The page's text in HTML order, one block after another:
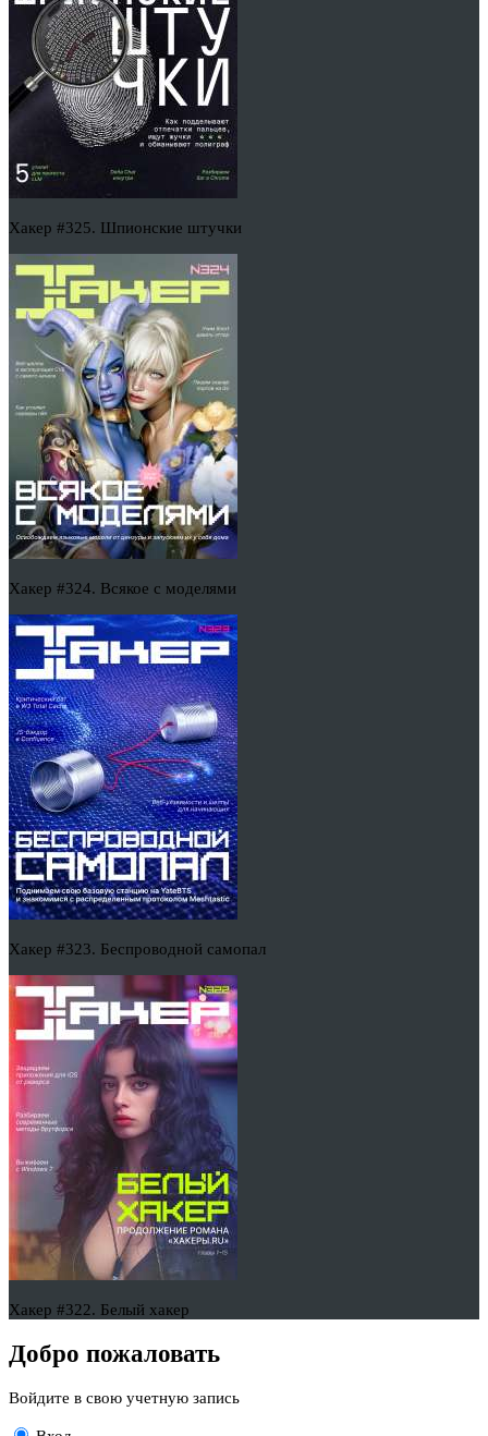
Хакер #325. Шпионские штучки
Хакер #324. Всякое с моделями
Хакер #323. Беспроводной самопал
Хакер #322. Белый хакер
Добро пожаловать
Войдите в свою учетную запись